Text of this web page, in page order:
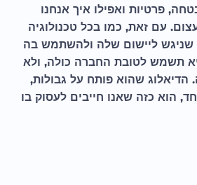
פרטיות ואפילו איך אנחנו
עם זאת, כמו בכל טכנולוגיה
שניגש ליישום שלה ולהשתמש בה
תשמש לטובת החברה כולה, ולא
הדיאלוג שהוא פותח על גבולות,
הוא כזה שאנו חייבים לעסוק בו